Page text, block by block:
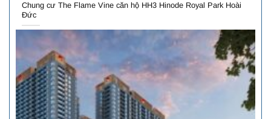
Chung cư The Flame Vine căn hộ HH3 Hinode Royal Park Hoài
Đức